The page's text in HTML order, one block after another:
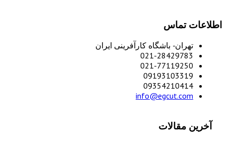
اطلاعات تماس
تهران- باشگاه کارآفرینی ایران
021-28429783
021-77119250
09193103319
09354210414
info@egcut.com
آخرین مقالات